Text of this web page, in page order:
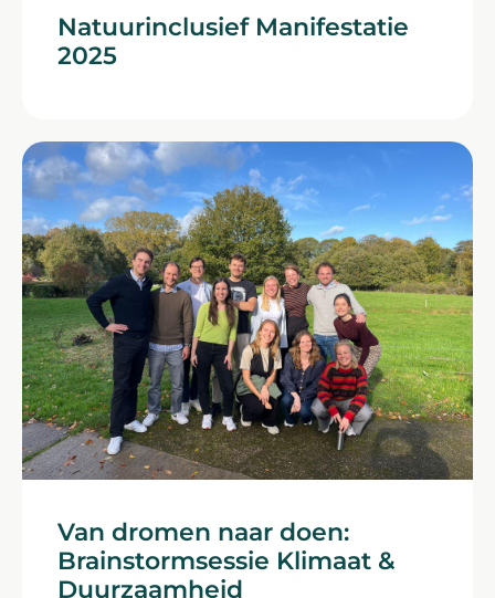
Natuurinclusief Manifestatie
2025
Van dromen naar doen:
Brainstormsessie Klimaat &
Duurzaamheid